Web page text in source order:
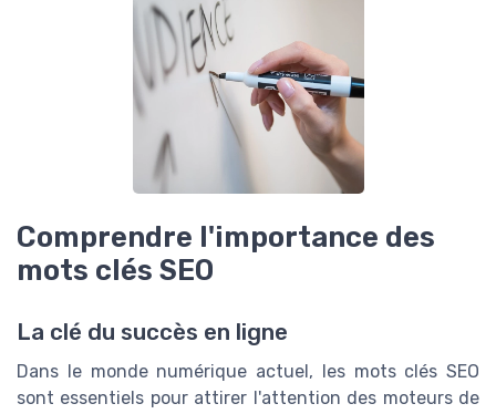
Comprendre l'importance des
mots clés SEO
La clé du succès en ligne
Dans le monde numérique actuel, les mots clés SEO
sont essentiels pour attirer l'attention des moteurs de